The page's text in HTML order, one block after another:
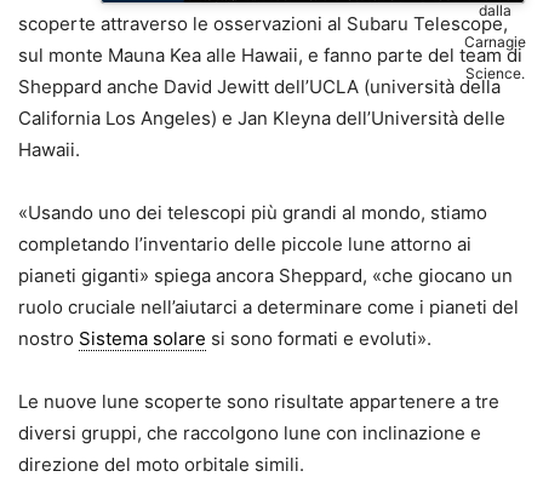
dalla
Carnagie
Science.
scoperte attraverso le osservazioni al Subaru Telescope,
sul monte Mauna Kea alle Hawaii, e fanno parte del team di
Sheppard anche David Jewitt dell’UCLA (università della
California Los Angeles) e Jan Kleyna dell’Università delle
Hawaii.
«Usando uno dei telescopi più grandi al mondo, stiamo
completando l’inventario delle piccole lune attorno ai
pianeti giganti» spiega ancora Sheppard, «che giocano un
ruolo cruciale nell’aiutarci a determinare come i pianeti del
nostro Sistema solare si sono formati e evoluti».
Le nuove lune scoperte sono risultate appartenere a tre
diversi gruppi, che raccolgono lune con inclinazione e
direzione del moto orbitale simili.